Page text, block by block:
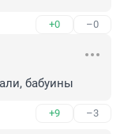
+0 –0
бабуины
+9 –3